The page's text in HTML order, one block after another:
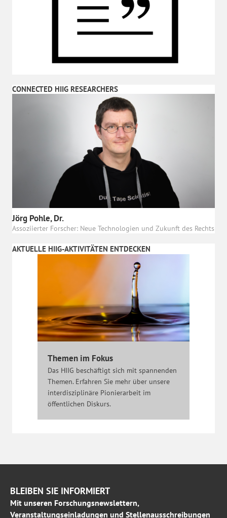
CONNECTED HIIG RESEARCHERS
Jörg Pohle, Dr.
Assoziierter Forscher: Neue Technologien und Zukunft des Rechts
AKTUELLE HIIG-AKTIVITÄTEN ENTDECKEN
Themen im Fokus
Das HIIG beschäftigt sich mit spannenden
Themen. Erfahren Sie mehr über unsere
interdisziplinäre Pionierarbeit im
öffentlichen Diskurs.
BLEIBEN SIE INFORMIERT
Mit unseren Forschungsnewslettern,
Veranstaltungseinladungen und Stellenausschreibungen